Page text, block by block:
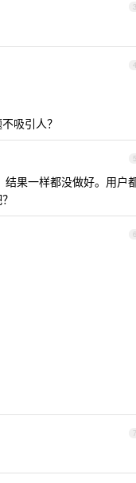
3
4
吸引人？
5
果一样都没做好。用户
6
7